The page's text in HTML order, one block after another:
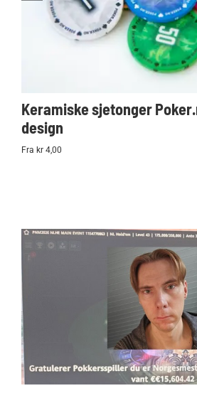
Keramiske sjetonger
design
Fra kr 4,00